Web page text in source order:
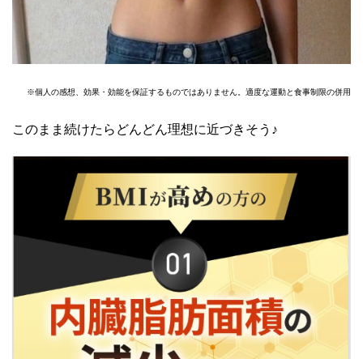
※個人の感想、効果・効能を保証するものではありません。適度な運動と食事制限の併用
このまま続けたらどんどん理想に近づきそう♪